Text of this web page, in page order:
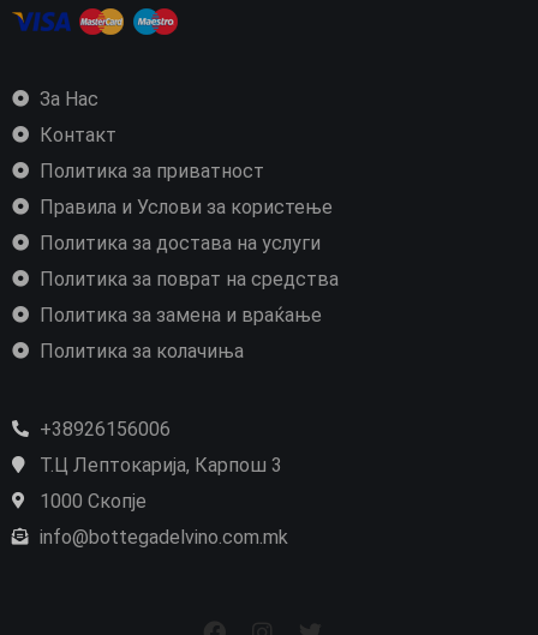
За Нас
Контакт
Политика за приватност
Правила и Услови за користење
Политика за достава на услуги
Политика за поврат на средства
Политика за замена и враќање
Политика за колачиња
+38926156006
Т.Ц Лептокарија, Карпош 3
1000 Скопје
info@bottegadelvino.com.mk